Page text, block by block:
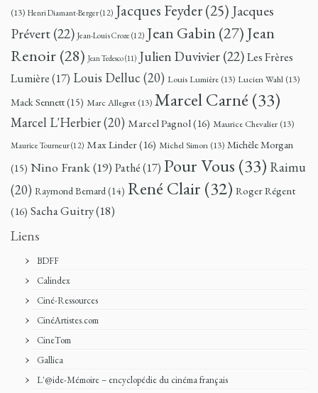
(13) Henri Diamant-Berger(12) Jacques Feyder(25) Jacques
Prévert(22) Jean-Louis Croze (12) Jean Gabin (27) Jean
Renoir (28) Jean Tedesco(11) Julien Duvivier(22)Les Frères
Lumière(17) Louis Delluc (20) Louis Lumière (13) Lucien Wahl (13)
Mack Sennett(15) Marc Allegret (13) Marcel Carné (33)
Marcel L'Herbier(20) Marcel Pagnol(16) Maurice Chevalier (13)
Maurice Tourneur(12) Max Linder(16) Michel Simon (13) Michèle Morgan
(15) Nino Frank(19) Pathé(17) Pour Vous (33) Raimu
(20) Raymond Bernard(14) René Clair (32) Roger Régent
(16) Sacha Guitry(18)
Liens
BDFF
Calindex
Ciné-Ressources
CinéArtistes.com
CineTom
Gallica
L'@ide-Mémoire – encyclopédie du cinéma français